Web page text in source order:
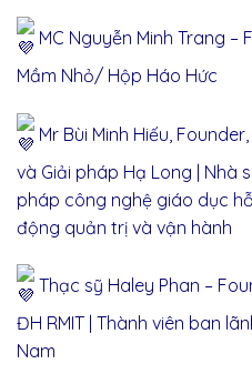
MC Nguyễn Minh Trang –
Mầm Nhỏ/ Hộp Háo Hức
Mr Bùi Minh Hiếu,
và Giải pháp Hạ Long | Nhà
pháp công nghệ giáo dục
động quản trị và vận hành
Thạc sỹ Haley Phan –
ĐH RMIT | Thành viên ban
Nam